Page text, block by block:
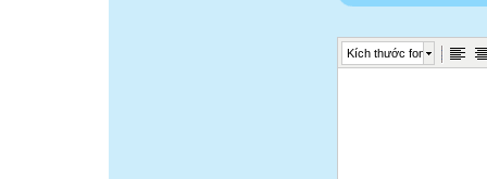
Kích thước font